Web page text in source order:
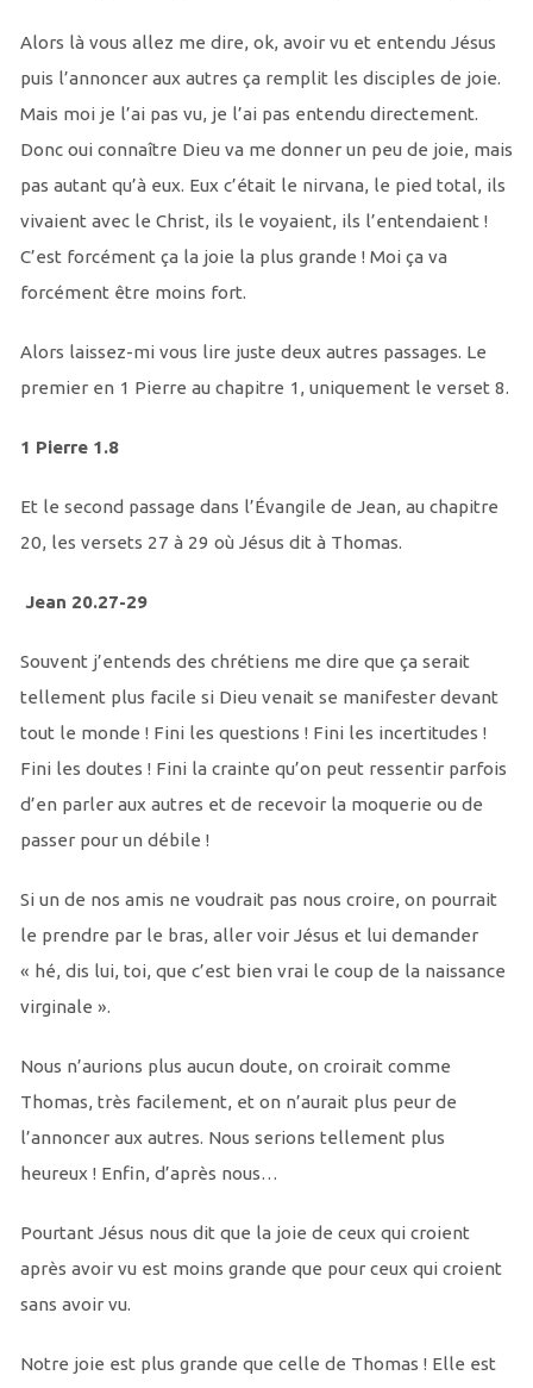
Alors là vous allez me dire, ok, avoir vu et entendu Jésus
puis l’annoncer aux autres ça remplit les disciples de joie.
Mais moi je l’ai pas vu, je l’ai pas entendu directement.
Donc oui connaître Dieu va me donner un peu de joie, mais
pas autant qu’à eux. Eux c’était le nirvana, le pied total, ils
vivaient avec le Christ, ils le voyaient, ils l’entendaient !
C’est forcément ça la joie la plus grande ! Moi ça va
forcément être moins fort.
Alors laissez-mi vous lire juste deux autres passages. Le
premier en 1 Pierre au chapitre 1, uniquement le verset 8.
1 Pierre 1.8
Et le second passage dans l’Évangile de Jean, au chapitre
20, les versets 27 à 29 où Jésus dit à Thomas.
Jean 20.27-29
Souvent j’entends des chrétiens me dire que ça serait
tellement plus facile si Dieu venait se manifester devant
tout le monde ! Fini les questions ! Fini les incertitudes !
Fini les doutes ! Fini la crainte qu’on peut ressentir parfois
d’en parler aux autres et de recevoir la moquerie ou de
passer pour un débile !
Si un de nos amis ne voudrait pas nous croire, on pourrait
le prendre par le bras, aller voir Jésus et lui demander
« hé, dis lui, toi, que c’est bien vrai le coup de la naissance
virginale ».
Nous n’aurions plus aucun doute, on croirait comme
Thomas, très facilement, et on n’aurait plus peur de
l’annoncer aux autres. Nous serions tellement plus
heureux ! Enfin, d’après nous…
Pourtant Jésus nous dit que la joie de ceux qui croient
après avoir vu est moins grande que pour ceux qui croient
sans avoir vu.
Notre joie est plus grande que celle de Thomas ! Elle est